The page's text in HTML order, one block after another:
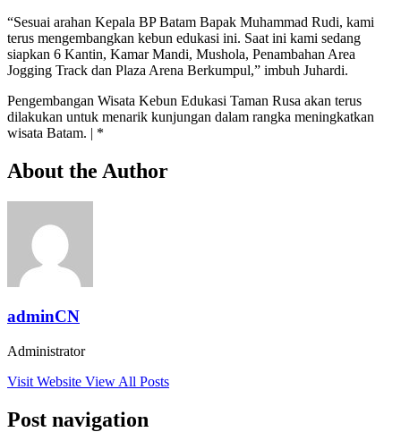
“Sesuai arahan Kepala BP Batam Bapak Muhammad Rudi, kami
terus mengembangkan kebun edukasi ini. Saat ini kami sedang
siapkan 6 Kantin, Kamar Mandi, Mushola, Penambahan Area
Jogging Track dan Plaza Arena Berkumpul,” imbuh Juhardi.
Pengembangan Wisata Kebun Edukasi Taman Rusa akan terus
dilakukan untuk menarik kunjungan dalam rangka meningkatkan
wisata Batam. | *
About the Author
adminCN
Administrator
Visit Website View All Posts
Post navigation